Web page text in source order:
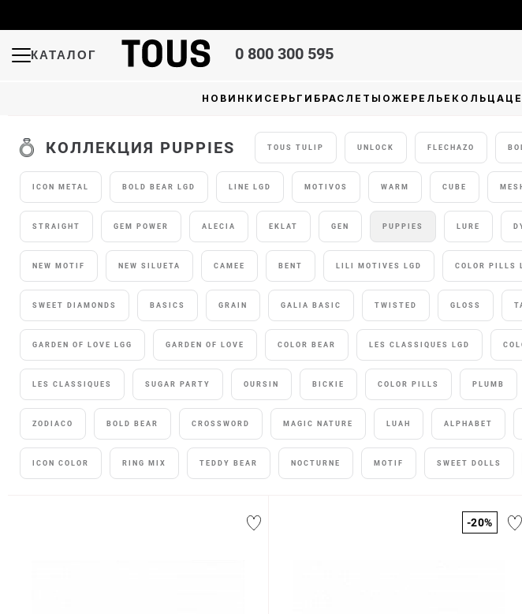
КАТАЛОГ 0 800 300 595
НОВИНКИ СЕРЬГИ БРАСЛЕТЫ ОЖЕРЕЛЬЕ КОЛЬЦА
КОЛЛЕКЦИЯ PUPPIES TOUS TULIP UNLOCK FLECHAZO
ICON METAL BOLD BEAR LGD LINE LGD MOTIVOS WARM CUBE
STRAIGHT GEM POWER ALECIA EKLAT GEN PUPPIES LURE
NEW MOTIF NEW SILUETA CAMEE BENT LILI MOTIVES LGD COLOR PILLS
SWEET DIAMONDS BASICS GRAIN GALIA BASIC TWISTED GLOSS
GARDEN OF LOVE LGG GARDEN OF LOVE COLOR BEAR LES CLASSIQUES LGD
LES CLASSIQUES SUGAR PARTY OURSIN BICKIE COLOR PILLS PLUMB
ZODIACO BOLD BEAR CROSSWORD MAGIC NATURE LUAH ALPHABET
ICON COLOR RING MIX TEDDY BEAR NOCTURNE MOTIF SWEET DOLLS
-20%